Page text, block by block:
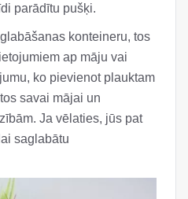
parādītu pušķi.
konteineru, tos
ap māju vai
ko pievienot plauktam
savai mājai un
Ja vēlaties, jūs pat
saglabātu